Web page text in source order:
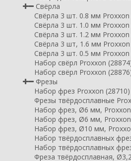
Свёрла
Свёрла 3 шт. 0.8 мм Proxxon
Свёрла 3 шт. 1.0 мм Proxxon
Свёрла 3 шт. 1.2 мм Proxxon
Свёрла 3 шт, 1.6 мм Proxxon
Свёрла 3 шт. 0.5 мм Proxxon
Набор свёрл Proxxon
Набор свёрл Proxxon
Фрезы
Набор фрез Proxxon (28710)
Фрезы твёрдосплавные
Набор фрез, Ø6 мм, Proxxon
Набор фрез, Ø6 мм, Proxxon
Набор фрез, Ø10 мм,
Набор твёрдосплавных
Набор твёрдосплавных
Фреза твёрдосплавная,